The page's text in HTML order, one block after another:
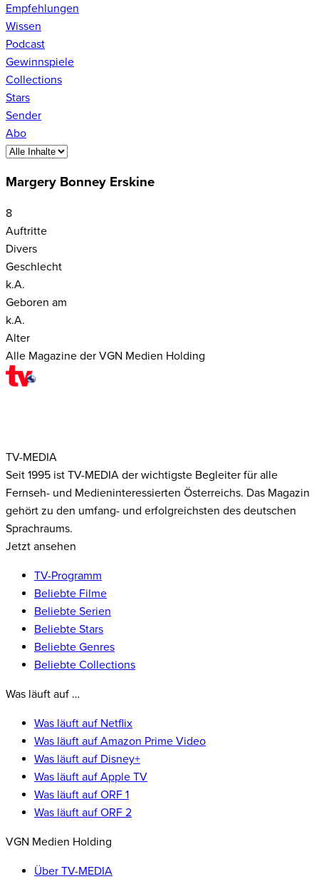
Empfehlungen
Wissen
Podcast
Gewinnspiele
Collections
Stars
Sender
Abo
Margery Bonney Erskine
8
Auftritte
Divers
Geschlecht
k.A.
Geboren am
k.A.
Alter
Alle Magazine der VGN Medien Holding
TV-MEDIA
Seit 1995 ist TV-MEDIA der wichtigste Begleiter für alle
Fernseh- und Medieninteressierten Österreichs. Das Magazin
gehört zu den umfang- und erfolgreichsten des deutschen
Sprachraums.
Jetzt ansehen
TV-Programm
Beliebte Filme
Beliebte Serien
Beliebte Stars
Beliebte Genres
Beliebte Collections
Was läuft auf …
Was läuft auf Netflix
Was läuft auf Amazon Prime Video
Was läuft auf Disney+
Was läuft auf Apple TV
Was läuft auf ORF 1
Was läuft auf ORF 2
VGN Medien Holding
Über TV-MEDIA